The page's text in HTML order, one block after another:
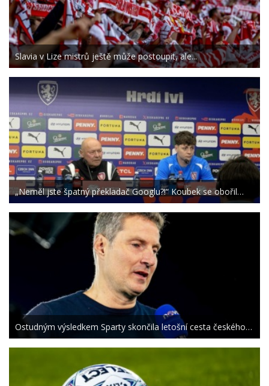
Slavia v Lize mistrů ještě může postoupit, ale...
„Neměl jste špatný překladač Googlu?!“ Koubek se obořil…
Ostudným výsledkem Sparty skončila letošní cesta českého…